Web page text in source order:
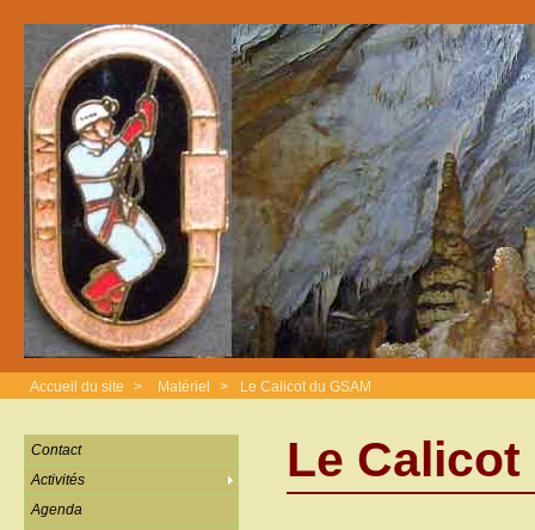
Accueil du site > Matériel > Le Calicot du GSAM
Le Calicot
Contact
Activités
Agenda